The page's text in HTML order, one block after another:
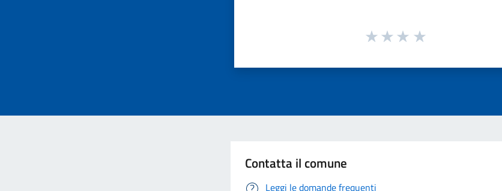
Contatta il comune
Leggi le domande frequenti